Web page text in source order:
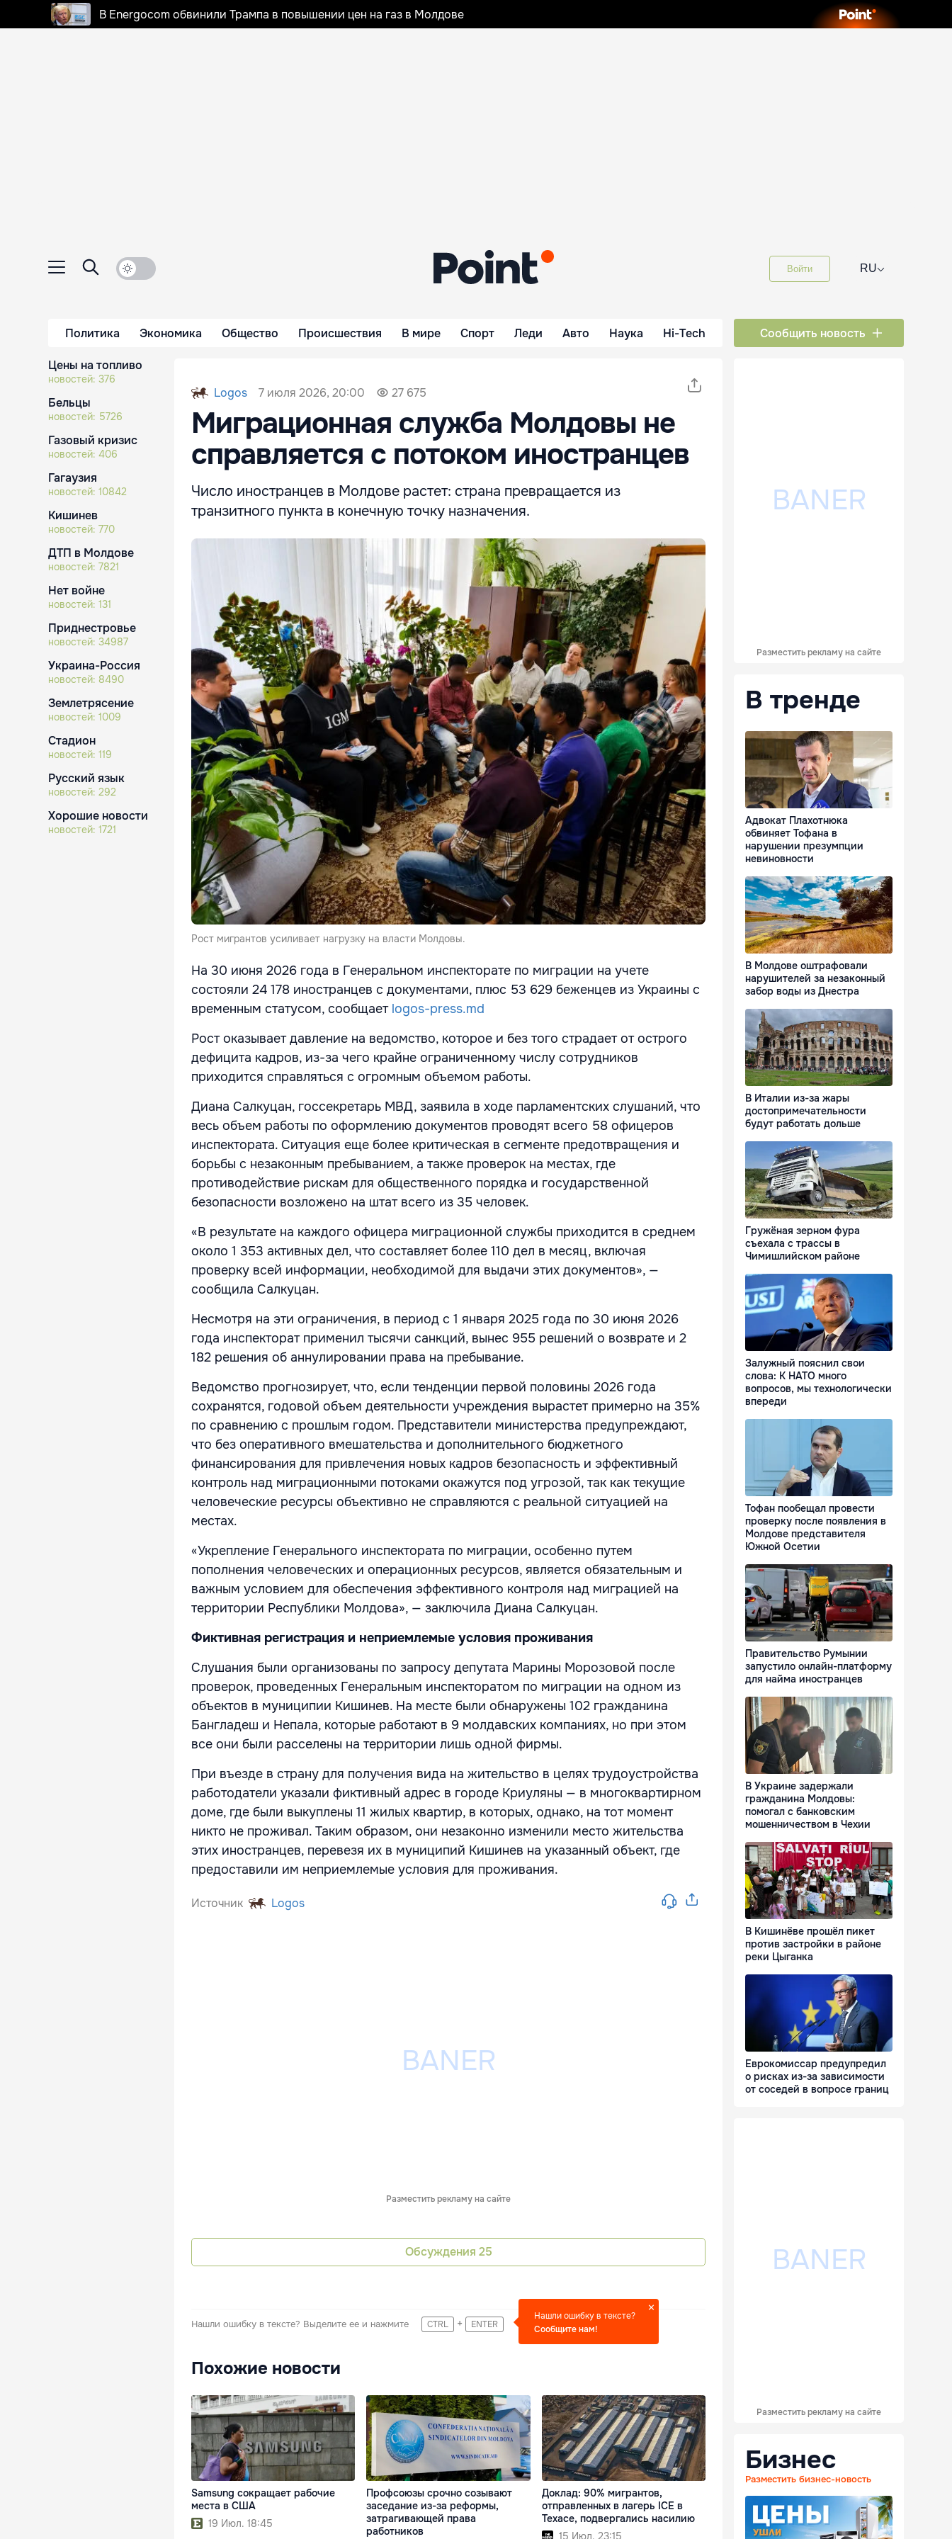
В Energocom обвинили Трампа в повышении цен на газ в Молдове
Войти RU⌵
Политика Экономика Общество Происшествия В мире Спорт Леди Авто Наука Hi-Tech Сообщить новость
Цены на топливо
новостей: 376
Бельцы
новостей: 5726
Газовый кризис
новостей: 406
Гагаузия
новостей: 10842
Кишинев
новостей: 770
ДТП в Молдове
новостей: 7821
Нет войне
новостей: 131
Приднестровье
новостей: 34987
Украина-Россия
новостей: 8490
Землетрясение
новостей: 1009
Стадион
новостей: 119
Русский язык
новостей: 292
Хорошие новости
новостей: 1721
Logos 7 июля 2026, 20:00 27 675
Миграционная служба Молдовы не
справляется с потоком иностранцев
Число иностранцев в Молдове растет: страна превращается из
транзитного пункта в конечную точку назначения.
Рост мигрантов усиливает нагрузку на власти Молдовы.
На 30 июня 2026 года в Генеральном инспекторате по миграции на учете
состояли 24 178 иностранцев с документами, плюс 53 629 беженцев из Украины с
временным статусом, сообщаетlogos-press.md
Рост оказывает давление на ведомство, которое и без того страдает от острого
дефицита кадров, из-за чего крайне ограниченному числу сотрудников
приходится справляться с огромным объемом работы.
Диана Салкуцан, госсекретарь МВД, заявила в ходе парламентских слушаний, что
весь объем работы по оформлению документов проводят всего 58 офицеров
инспектората. Ситуация еще более критическая в сегменте предотвращения и
борьбы с незаконным пребыванием, а также проверок на местах, где
противодействие рискам для общественного порядка и государственной
безопасности возложено на штат всего из 35 человек.
«В результате на каждого офицера миграционной службы приходится в среднем
около 1 353 активных дел, что составляет более 110 дел в месяц, включая
проверку всей информации, необходимой для выдачи этих документов», —
сообщила Салкуцан.
Несмотря на эти ограничения, в период с 1 января 2025 года по 30 июня 2026
года инспекторат применил тысячи санкций, вынес 955 решений о возврате и 2
182 решения об аннулировании права на пребывание.
Ведомство прогнозирует, что, если тенденции первой половины 2026 года
сохранятся, годовой объем деятельности учреждения вырастет примерно на 35%
по сравнению с прошлым годом. Представители министерства предупреждают,
что без оперативного вмешательства и дополнительного бюджетного
финансирования для привлечения новых кадров безопасность и эффективный
контроль над миграционными потоками окажутся под угрозой, так как текущие
человеческие ресурсы объективно не справляются с реальной ситуацией на
местах.
«Укрепление Генерального инспектората по миграции, особенно путем
пополнения человеческих и операционных ресурсов, является обязательным и
важным условием для обеспечения эффективного контроля над миграцией на
территории Республики Молдова», — заключила Диана Салкуцан.
Фиктивная регистрация и неприемлемые условия проживания
Слушания были организованы по запросу депутата Марины Морозовой после
проверок, проведенных Генеральным инспекторатом по миграции на одном из
объектов в муниципии Кишинев. На месте были обнаружены 102 гражданина
Бангладеш и Непала, которые работают в 9 молдавских компаниях, но при этом
все они были расселены на территории лишь одной фирмы.
При въезде в страну для получения вида на жительство в целях трудоустройства
работодатели указали фиктивный адрес в городе Криуляны — в многоквартирном
доме, где были выкуплены 11 жилых квартир, в которых, однако, на тот момент
никто не проживал. Таким образом, они незаконно изменили место жительства
этих иностранцев, перевезя их в муниципий Кишинев на указанный объект, где
предоставили им неприемлемые условия для проживания.
Источник Logos
Разместить рекламу на сайте
Обсуждения 25
Нашли ошибку в тексте? Выделите ее и нажмите CTRL + ENTER
Нашли ошибку в тексте?
Сообщите нам!
Похожие новости
Samsung сокращает рабочие
места в США
19 Июл. 18:45
Профсоюзы срочно созывают
заседание из-за реформы,
затрагивающей права
работников
Доклад: 90% мигрантов,
отправленных в лагерь ICE в
Техасе, подвергались насилию
15 Июл. 23:15
Разместить рекламу на сайте
В тренде
Адвокат Плахотнюка
обвиняет Тофана в
нарушении презумпции
невиновности
В Молдове оштрафовали
нарушителей за незаконный
забор воды из Днестра
В Италии из-за жары
достопримечательности
будут работать дольше
Гружёная зерном фура
съехала с трассы в
Чимишлийском районе
Залужный пояснил свои
слова: К НАТО много
вопросов, мы технологически
впереди
Тофан пообещал провести
проверку после появления в
Молдове представителя
Южной Осетии
Правительство Румынии
запустило онлайн-платформу
для найма иностранцев
В Украине задержали
гражданина Молдовы:
помогал с банковским
мошенничеством в Чехии
В Кишинёве прошёл пикет
против застройки в районе
реки Цыганка
Еврокомиссар предупредил
о рисках из-за зависимости
от соседей в вопросе границ
Разместить рекламу на сайте
Бизнес
Разместить бизнес-новость